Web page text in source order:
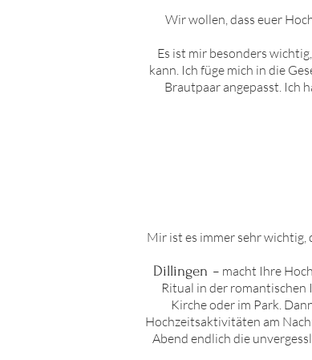
Wir wollen, dass euer
Es ist mir besonders
kann. Ich füge mich in die
Brautpaar angepasst. Ich
Mir ist es immer sehr wichtig,
Dillingen – macht Ihre
Ritual in der romantischen
Kirche oder im Park.
Hochzeitsaktivitäten am
Abend endlich die